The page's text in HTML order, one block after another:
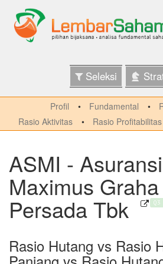
Seleksi
Profil Fundamental
Rasio Aktivitas
Rasio Profitabilitas
ASMI - Asuransi
Maximus Graha
Persada Tbk Q3
Rasio Hutang vs Rasio